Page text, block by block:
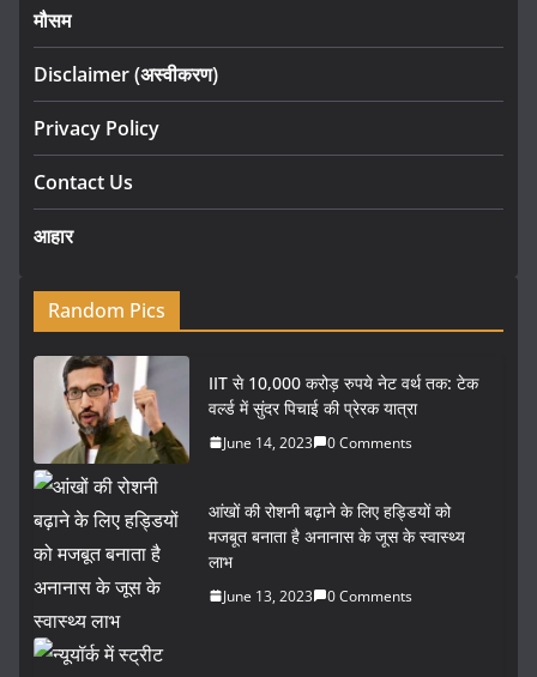
मौसम
Disclaimer (अस्वीकरण)
Privacy Policy
Contact Us
आहार
Random Pics
IIT से 10,000 करोड़ रुपये नेट वर्थ तक: टेक
वर्ल्ड में सुंदर पिचाई की प्रेरक यात्रा
June 14, 2023 0 Comments
आंखों की रोशनी बढ़ाने के लिए हड्डियों को
मजबूत बनाता है अनानास के जूस के स्वास्थ्य
लाभ
June 13, 2023 0 Comments